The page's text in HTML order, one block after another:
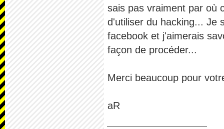
sais pas vraiment par où
d'utiliser du hacking... Je
facebook et j'aimerais
façon de procéder...
Merci beaucoup pour
aR